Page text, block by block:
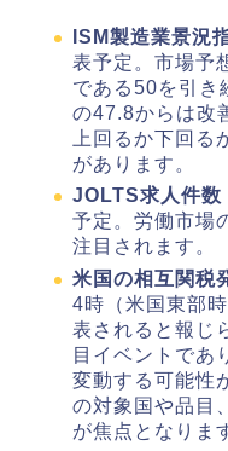
ISM製造業景況
表予定。市場予
である50を引き
の47.8からは改
上回るか下回る
があります。
JOLTS求人件数
予定。労働市場
注目されます。
米国の相互関税
4時（米国東部
表されると報じ
目イベントであ
変動する可能性
の対象国や品目
が焦点となりま